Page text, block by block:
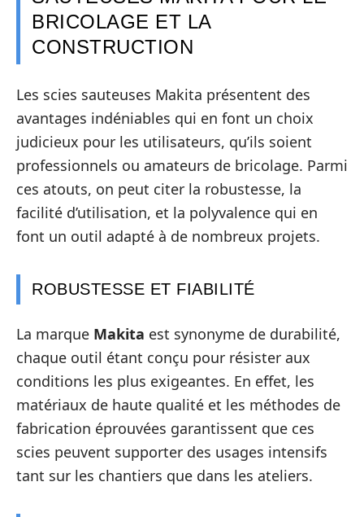
BRICOLAGE ET LA
CONSTRUCTION
Les scies sauteuses Makita présentent des
avantages indéniables qui en font un choix
judicieux pour les utilisateurs, qu’ils soient
professionnels ou amateurs de bricolage. Parmi
ces atouts, on peut citer la robustesse, la
facilité d’utilisation, et la polyvalence qui en
font un outil adapté à de nombreux projets.
ROBUSTESSE ET FIABILITÉ
La marque Makita est synonyme de durabilité,
chaque outil étant conçu pour résister aux
conditions les plus exigeantes. En effet, les
matériaux de haute qualité et les méthodes de
fabrication éprouvées garantissent que ces
scies peuvent supporter des usages intensifs
tant sur les chantiers que dans les ateliers.